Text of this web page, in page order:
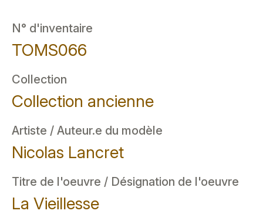
N° d'inventaire
TOMS066
Collection
Collection ancienne
Artiste / Auteur.e du modèle
Nicolas Lancret
Titre de l'oeuvre / Désignation de l'oeuvre
La Vieillesse